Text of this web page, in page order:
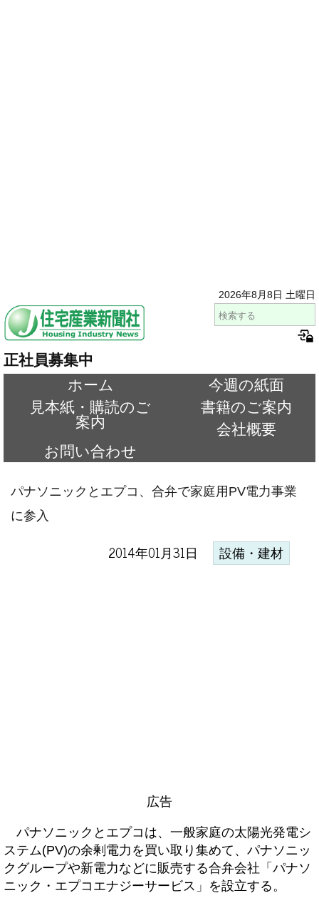
2026年8月8日 土曜日
正社員募集中
ホーム
今週の紙面
見本紙・購読のご
案内
書籍のご案内
会社概要
お問い合わせ
パナソニックとエプコ、合弁で家庭用PV電力事業
に参入
2014年01月31日 設備・建材
広告
パナソニックとエプコは、一般家庭の太陽光発電シ
ステム(PV)の余剰電力を買い取り集めて、パナソニッ
クグループや新電力などに販売する合弁会社「パナソ
ニック・エプコエナジーサービス」を設立する。